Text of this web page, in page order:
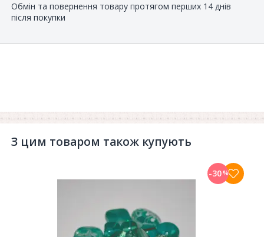
Обмін та повернення товару протягом перших 14 днів
після покупки
З цим товаром також купують
-30%